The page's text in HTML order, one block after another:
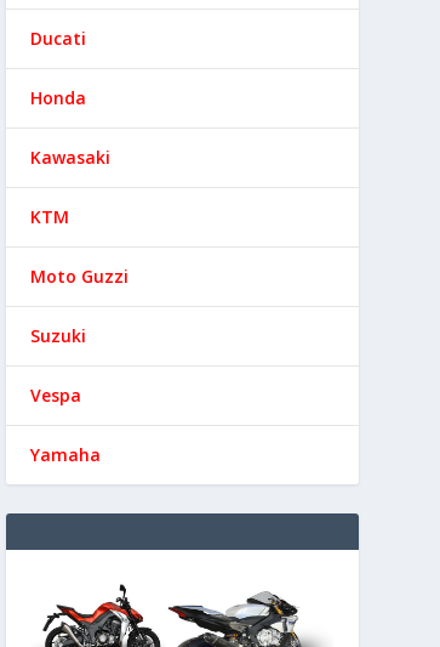
Ducati
Honda
Kawasaki
KTM
Moto Guzzi
Suzuki
Vespa
Yamaha